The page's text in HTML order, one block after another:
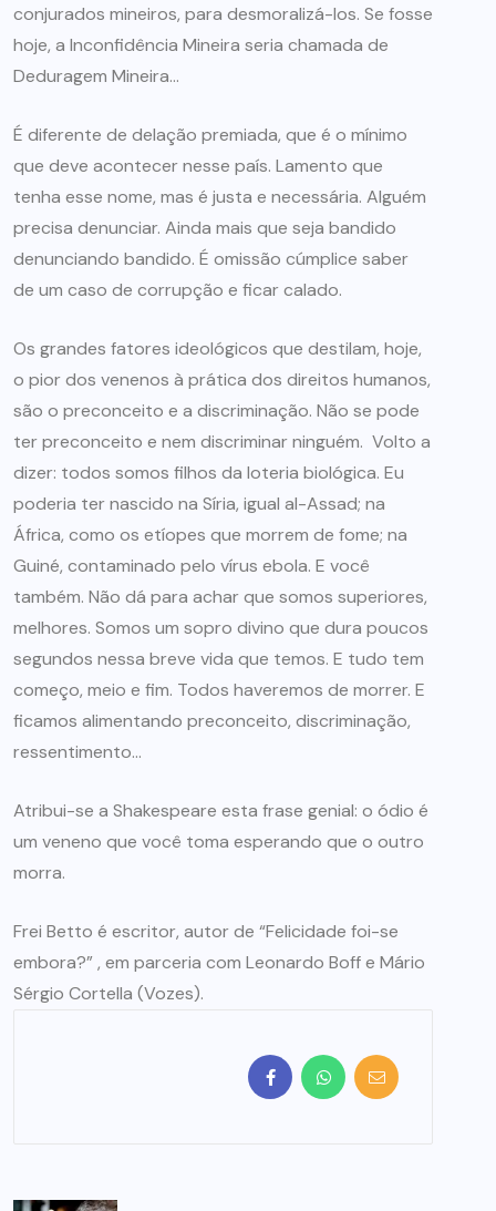
conjurados mineiros, para desmoralizá-los. Se fosse
hoje, a Inconfidência Mineira seria chamada de
Deduragem Mineira…
É diferente de delação premiada, que é o mínimo
que deve acontecer nesse país. Lamento que
tenha esse nome, mas é justa e necessária. Alguém
precisa denunciar. Ainda mais que seja bandido
denunciando bandido. É omissão cúmplice saber
de um caso de corrupção e ficar calado.
Os grandes fatores ideológicos que destilam, hoje,
o pior dos venenos à prática dos direitos humanos,
são o preconceito e a discriminação. Não se pode
ter preconceito e nem discriminar ninguém. Volto a
dizer: todos somos filhos da loteria biológica. Eu
poderia ter nascido na Síria, igual al-Assad; na
África, como os etíopes que morrem de fome; na
Guiné, contaminado pelo vírus ebola. E você
também. Não dá para achar que somos superiores,
melhores. Somos um sopro divino que dura poucos
segundos nessa breve vida que temos. E tudo tem
começo, meio e fim. Todos haveremos de morrer. E
ficamos alimentando preconceito, discriminação,
ressentimento…
Atribui-se a Shakespeare esta frase genial: o ódio é
um veneno que você toma esperando que o outro
morra.
Frei Betto é escritor, autor de “Felicidade foi-se
embora?” , em parceria com Leonardo Boff e Mário
Sérgio Cortella (Vozes).